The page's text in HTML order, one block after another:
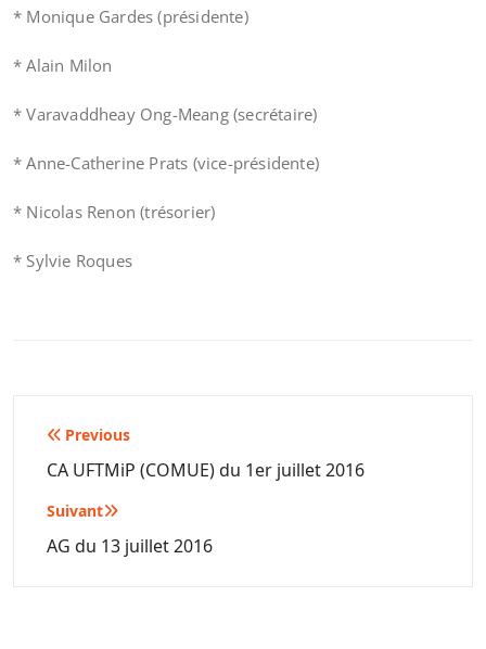
* Monique Gardes (présidente)
* Alain Milon
* Varavaddheay Ong-Meang (secrétaire)
* Anne-Catherine Prats (vice-présidente)
* Nicolas Renon (trésorier)
* Sylvie Roques
Navigation
de
l’article
Previous
CA UFTMiP (COMUE) du 1er juillet 2016
Suivant
AG du 13 juillet 2016